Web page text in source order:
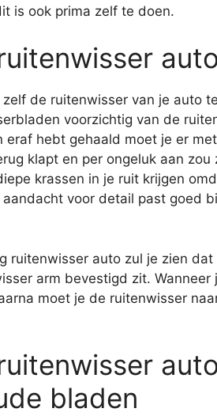
is ook prima zelf te doen.
de ruitenwisser van je auto
voorzichtig van de
eraf hebt gehaald moet je er
klapt en per ongeluk aan
krassen in je ruit krijgen
voor detail past goed
ruitenwisser auto zul je zien
arm bevestigd zit.
moet je de ruitenwisser
bladen